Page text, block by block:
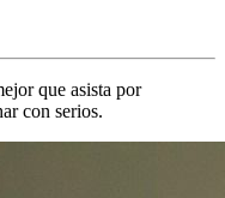
que asista por
con serios.